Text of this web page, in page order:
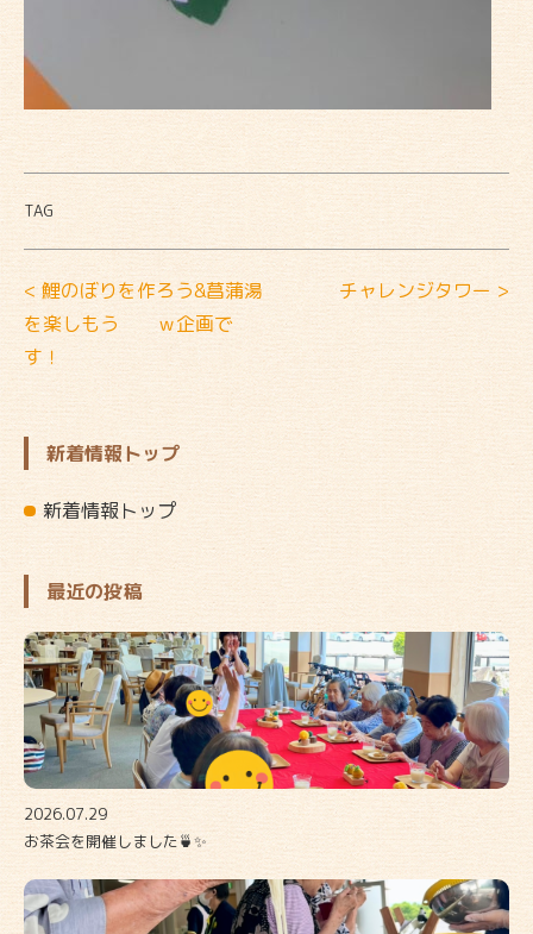
TAG
< 鯉のぼりを作ろう&菖蒲湯
を楽しもう ｗ企画で
す！
チャレンジタワー >
新着情報トップ
新着情報トップ
最近の投稿
2026.07.29
お茶会を開催しました🍵✨